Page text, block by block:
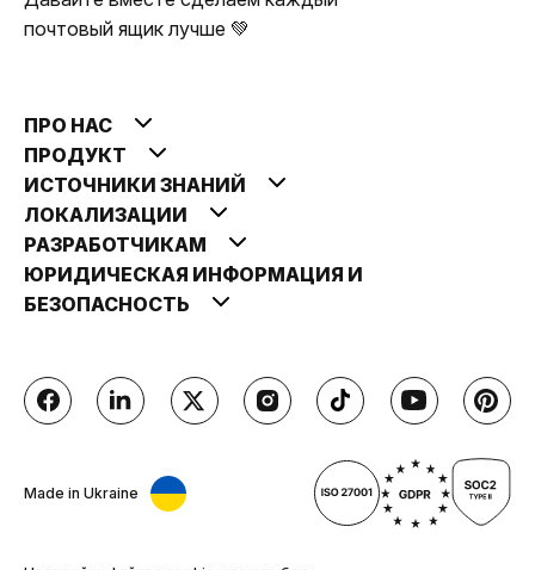
почтовый ящик лучше 💚
ПРО НАС
ПРОДУКТ
ИСТОЧНИКИ ЗНАНИЙ
ЛОКАЛИЗАЦИИ
РАЗРАБОТЧИКАМ
ЮРИДИЧЕСКАЯ ИНФОРМАЦИЯ И
БЕЗОПАСНОСТЬ
Made in Ukraine